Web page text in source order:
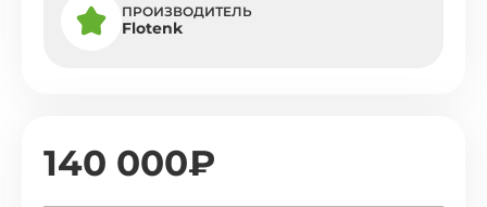
ПРОИЗВОДИТЕЛЬ
Flotenk
140 000₽